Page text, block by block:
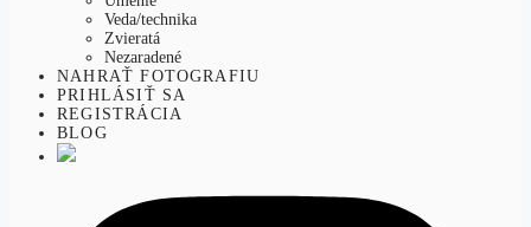
Veda/technika
Zvieratá
Nezaradené
NAHRAŤ FOTOGRAFIU
PRIHLÁSIŤ SA
REGISTRÁCIA
BLOG